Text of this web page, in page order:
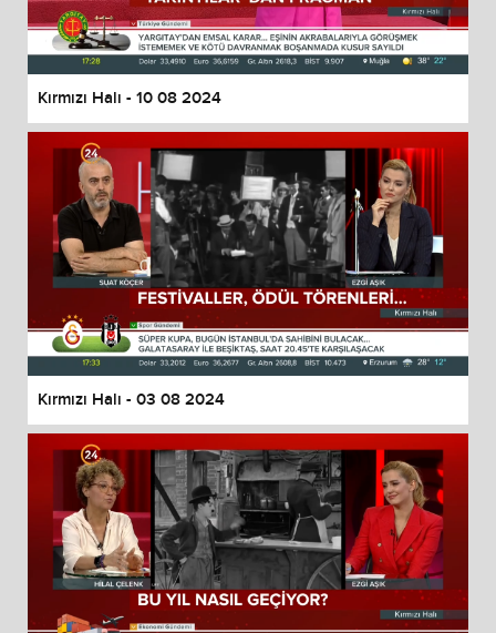
Kırmızı Halı - 10 08 2024
Kırmızı Halı - 03 08 2024